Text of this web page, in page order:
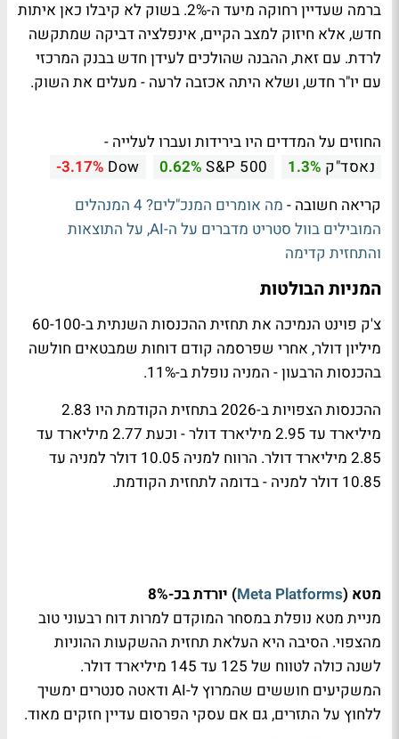
ברמה שעדיין רחוקה מיעד ה-2%. בשוק לא קיבלו כאן איתות
חדש, אלא חיזוק למצב הקיים, אינפלציה דביקה שמתקשה
לרדת. עם זאת, ההבנה שהולכים לעידן חדש בבנק המרכזי
עם יו"ר חדש, ושלא היתה אכזבה לרעה - מעלים את השוק.
החוזים על המדדים היו בירידות ועברו לעלייה -
נאסד"ק 1.3%
S&P 500
0.62%
Dow
-3.17%
קריאה חשובה -
מה אומרים המנכ"לים? 4 המנהלים
המובילים בוול סטריט מדברים על ה-AI, על התוצאות
והתחזית קדימה
המניות הבולטות
צ'ק פוינט הנמיכה את תחזית ההכנסות השנתית ב-60-100
מיליון דולר, אחרי שפרסמה קודם דוחות שמבטאים חולשה
בהכנסות הרבעון - המניה נופלת ב-11%.
ההכנסות הצפויות ב-2026 בתחזית הקודמת היו 2.83
מיליארד עד 2.95 מיליארד דולר - וכעת 2.77 מיליארד עד
2.85 מיליארד דולר. הרווח למניה 10.05 דולר למניה עד
10.85 דולר למניה - בדומה לתחזית הקודמת.
מטא (Meta Platforms) יורדת בכ-8%
מניית מטא נופלת במסחר המוקדם למרות דוח רבעוני טוב
מהצפוי. הסיבה היא העלאת תחזית ההשקעות ההוניות
לשנה כולה לטווח של 125 עד 145 מיליארד דולר.
המשקיעים חוששים שהמרוץ ל-AI ודאטה סנטרים ימשיך
ללחוץ על התזרים, גם אם עסקי הפרסום עדיין חזקים מאוד.